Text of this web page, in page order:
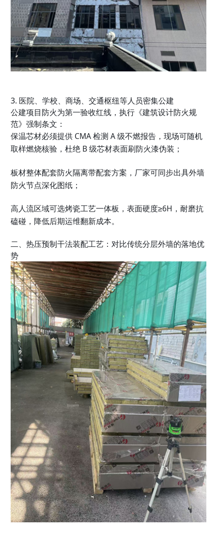
3. 医院、学校、商场、交通枢纽等人员密集公建
公建项目防火为第一验收红线，执行《建筑设计防火规
范》强制条文：
保温芯材必须提供 CMA 检测 A 级不燃报告，现场可随机
取样燃烧核验，杜绝 B 级芯材表面刷防火漆伪装；
板材整体配套防火隔离带配套方案，厂家可同步出具外墙
防火节点深化图纸；
高人流区域可选烤瓷工艺一体板，表面硬度≥6H，耐磨抗
磕碰，降低后期运维翻新成本。
二、热压预制干法装配工艺：对比传统分层外墙的落地优
势